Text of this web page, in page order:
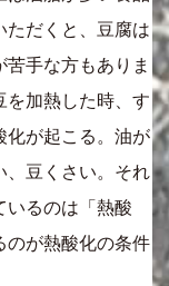
ただくと、豆腐は
手な方もありま
を加熱した時、す
化が起こる。油が
、豆くさい。それ
いるのは「熱酸
のが熱酸化の条件